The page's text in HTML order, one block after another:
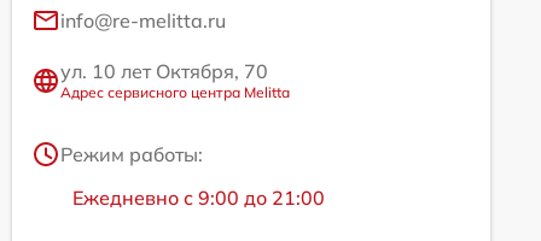
info@re-melitta.ru
ул. 10 лет Октября, 70
Адрес сервисного центра Melitta
Режим работы:
Ежедневно с 9:00 до 21:00